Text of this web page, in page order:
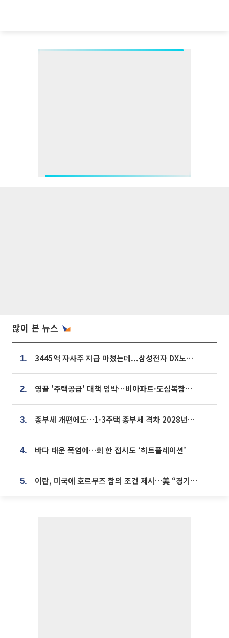
많이 본 뉴스
1. 3445억 자사주 지급 마쳤는데...삼성전자 DX노조, 뒤늦은 '떼쓰기 집회'
2. 영끌 '주택공급' 대책 임박⋯비아파트·도심복합까지 총동원
3. 종부세 개편에도…1·3주택 종부세 격차 2028년부터 확대
4. 바다 태운 폭염에…회 한 접시도 ‘히트플레이션’
5. 이란, 미국에 호르무즈 합의 조건 제시…美 “경기 아직 안 끝나” [종합]